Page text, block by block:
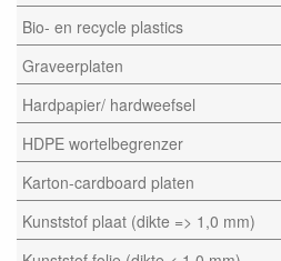
Bio- en recycle plastics
Graveerplaten
Hardpapier/ hardweefsel
HDPE wortelbegrenzer
Karton-cardboard platen
Kunststof plaat (dikte => 1,0 mm)